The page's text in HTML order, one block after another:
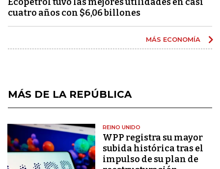
cuatro años con $6,06 billones
MÁS ECONOMÍA
MÁS DE LA REPÚBLICA
REINO UNIDO
WPP registra su mayor
subida histórica tras el
impulso de su plan de